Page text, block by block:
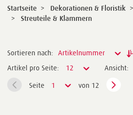
Startseite > Dekorationen & Floristik >
>
Streuteile & Klammern
Sortieren nach:
Artikelnummer
Artikel pro Seite:
12 Ansicht:
Seite 1 von 12